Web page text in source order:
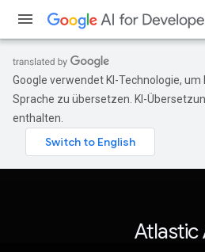
Google verwendet KI-Technologie,
Sprache zu übersetzen. KI-
enthalten.
Atlastic